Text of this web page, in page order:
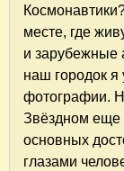
месте, где
и зарубежные
наш городок
фотографии.
Звёздном еще
основных
глазами